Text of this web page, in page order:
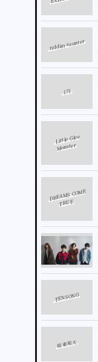
riddim saunter
171
Little Glee
Monster
DREAMS COME
TRUE
TENSONG
坂東祐大